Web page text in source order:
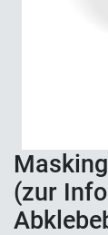
(zur